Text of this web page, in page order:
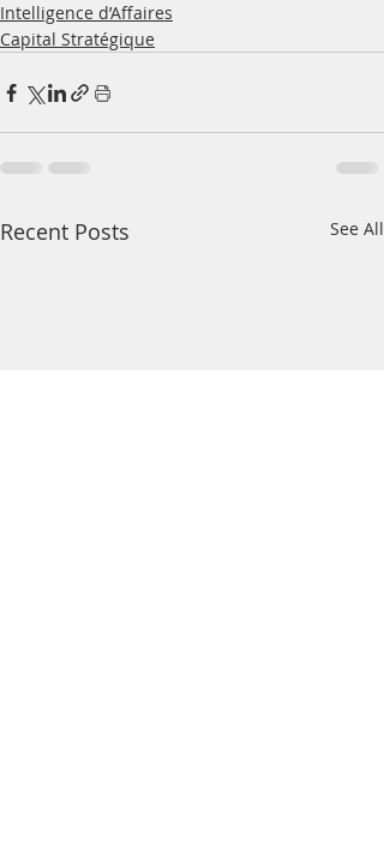
Intelligence d’Affaires
Capital Stratégique
Recent Posts See All